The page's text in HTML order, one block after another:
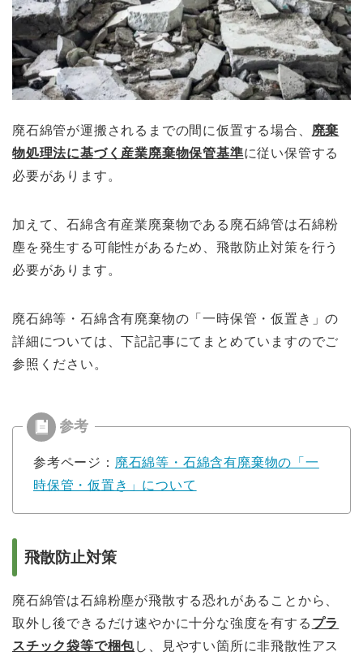
廃石綿管が運搬されるまでの間に仮置する場合
廃棄
物処理法に基づく産業廃棄物保管基準に従い保管する
必要があります。
加えて、石綿含有産業廃棄物である廃石綿管は石綿粉
塵を発生する可能性があるため、飛散防止対策を行う
必要があります。
廃石綿等・石綿含有廃棄物の「一時保管・仮置き」の
詳細については、下記記事にてまとめていますのでご
参照ください。
参考ページ： 廃石綿等・石綿含有廃棄物の「一
時保管・仮置き」について
飛散防止対策
廃石綿管は石綿粉塵が飛散する恐れがあることから、
取外し後できる だけ速やかに十分な強度を有する プラ
スチック袋等で梱包し、見やすい箇所に非飛散性アス